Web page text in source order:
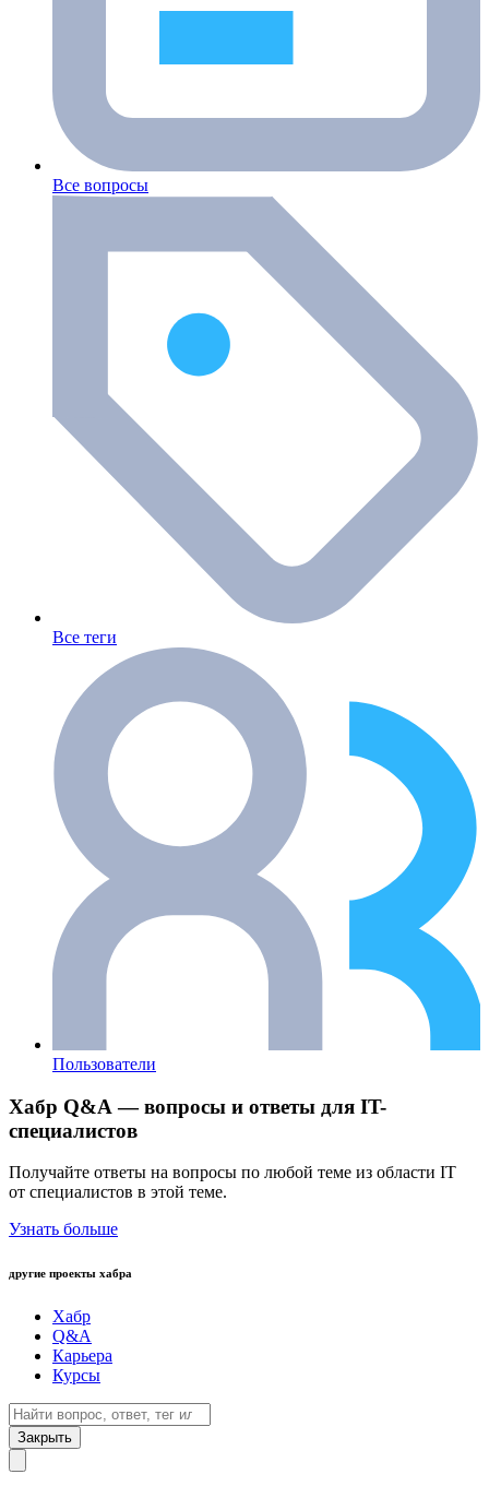
Все вопросы
Все теги
Пользователи
Хабр Q&A — вопросы и ответы для IT-
специалистов
Получайте ответы на вопросы по любой теме из области IT
от специалистов в этой теме.
Узнать больше
другие проекты хабра
Хабр
Q&A
Карьера
Курсы
Закрыть